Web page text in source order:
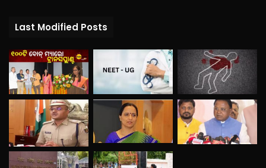
Last Modified Posts